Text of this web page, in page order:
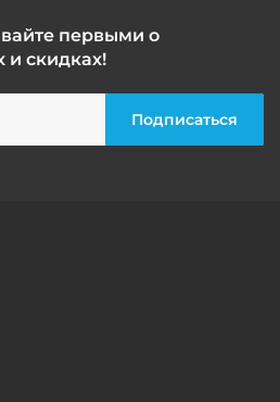
первыми о
и скидках!